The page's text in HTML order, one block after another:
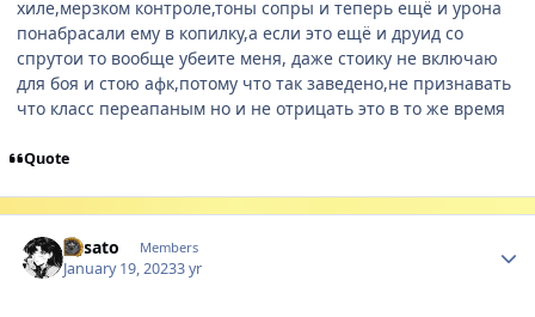
хиле,мерзком контроле,тоны сопры и теперь ещё и урона
понабрасали ему в копилку,а если это ещё и друид со
спрутои то вообще убеите меня, даже стоику не включаю
для боя и стою афк,потому что так заведено,не признавать
что класс переапаным но и не отрицать это в то же время
Quote
Misato Members
January 19, 20233 yr